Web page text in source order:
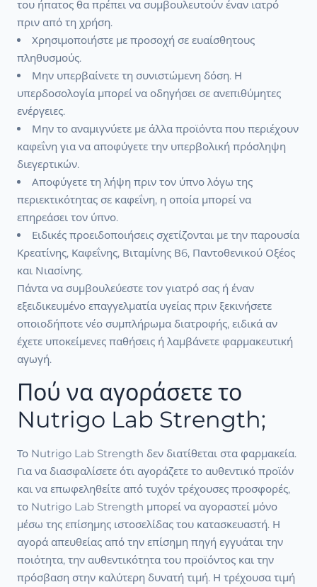
του ήπατος θα πρέπει να συμβουλευτούν έναν ιατρό
πριν από τη χρήση.
Χρησιμοποιήστε με προσοχή σε ευαίσθητους
πληθυσμούς.
Μην υπερβαίνετε τη συνιστώμενη δόση. Η
υπερδοσολογία μπορεί να οδηγήσει σε ανεπιθύμητες
ενέργειες.
Μην το αναμιγνύετε με άλλα προϊόντα που περιέχουν
καφεΐνη για να αποφύγετε την υπερβολική πρόσληψη
διεγερτικών.
Αποφύγετε τη λήψη πριν τον ύπνο λόγω της
περιεκτικότητας σε καφεΐνη, η οποία μπορεί να
επηρεάσει τον ύπνο.
Ειδικές προειδοποιήσεις σχετίζονται με την παρουσία
Κρεατίνης, Καφεΐνης, Βιταμίνης Β6, Παντοθενικού Οξέος
και Νιασίνης.
Πάντα να συμβουλεύεστε τον γιατρό σας ή έναν
εξειδικευμένο επαγγελματία υγείας πριν ξεκινήσετε
οποιοδήποτε νέο συμπλήρωμα διατροφής, ειδικά αν
έχετε υποκείμενες παθήσεις ή λαμβάνετε φαρμακευτική
αγωγή.
Πού να αγοράσετε το
Nutrigo Lab Strength;
Το Nutrigo Lab Strength δεν διατίθεται στα φαρμακεία.
Για να διασφαλίσετε ότι αγοράζετε το αυθεντικό προϊόν
και να επωφεληθείτε από τυχόν τρέχουσες προσφορές,
το Nutrigo Lab Strength μπορεί να αγοραστεί μόνο
μέσω της επίσημης ιστοσελίδας του κατασκευαστή. Η
αγορά απευθείας από την επίσημη πηγή εγγυάται την
ποιότητα, την αυθεντικότητα του προϊόντος και την
πρόσβαση στην καλύτερη δυνατή τιμή. Η τρέχουσα τιμή